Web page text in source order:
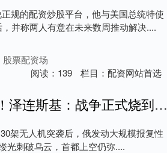
规的配资炒股平台，他与美国总统特使
并称两人有意在未来数周推动解决....
股票配资场
阅读： 139 栏目： 配资网站首选
炒股配资平台哪家好 别惹乌克兰！泽连斯基：战争正式烧到克里姆林宫门口
架无人机突袭后，俄发动大规模报复性
光刺破乌云，首都上空仍弥....